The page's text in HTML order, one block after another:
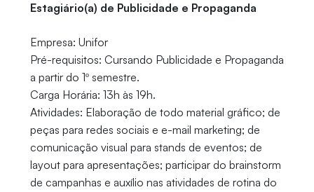
Estagiário(a) de Publicidade e Propaganda
Empresa: Unifor
Pré-requisitos: Cursando Publicidade e Propaganda
a partir do 1º semestre.
Carga Horária: 13h às 19h.
Atividades: Elaboração de todo material gráfico; de
peças para redes sociais e e-mail marketing; de
comunicação visual para stands de eventos; de
layout para apresentações; participar do brainstorm
de campanhas e auxílio nas atividades de rotina do